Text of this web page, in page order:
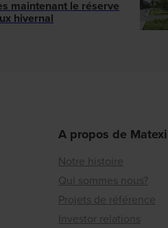
maintenant le réserve
hivernal
A propos de Matexi
Notre histoire
Qui sommes nous?
Projets de référence
Investor relations